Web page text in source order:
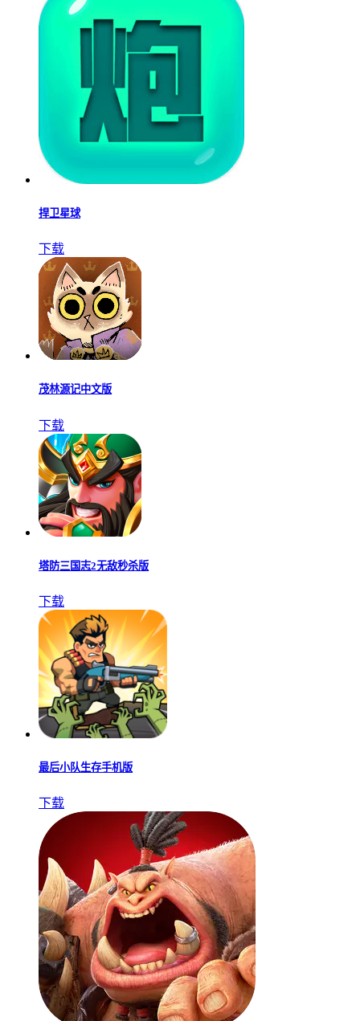
捍卫星球
下载
茂林源记中文版
下载
塔防三国志2无敌秒杀版
下载
最后小队生存手机版
下载